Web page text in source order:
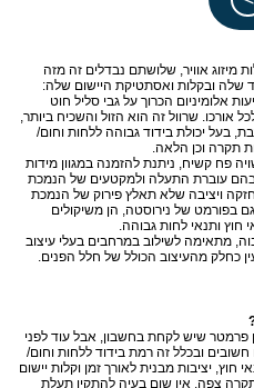
מיזוג אוויר, שלושתם נבדלים זה מזה
שלה ובקלות ואסתטיקת היישום שלה:
אלומיניום הכרוך על גבי סליל חוט
אורכו. שרוול זה הוא הזול והשכיח ביותר,
בעל יכולת בידוד גבוהה ללחות וחום/
תקרה וכן הלאה.
פח קשיח, ניתנת להזמנה במגוון מידות
בהם עוברת התעלה ולמקטעים של הנמכת
ויציבה שלא תאלץ פירוק של הנמכת
בפורמט של נירוסטה, הן משיקולים
חוץ ותנאי לחות גבוהה.
מתאימה לשילוב במרחבים בעלי עיצוב
כחלק מהעיצוב הכולל של חלל הפנים.
פרמטר שיש לקחת בחשבון, אבל עוד לפני
ובכלל זה רמת בידוד ללחות וחום/
יציבות מבנית לאורך זמן וקלות יישום
צפה, אין שום בעיה להתקין תעלת